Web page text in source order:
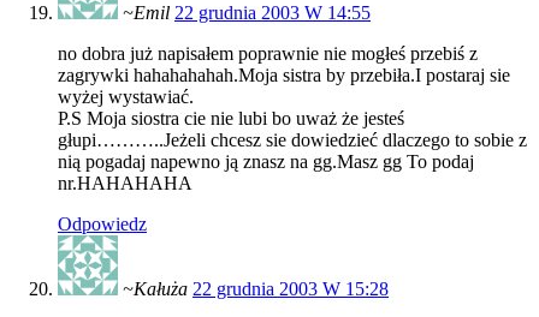
~Emil 22 grudnia 2003 W 14:55
no dobra już napisałem poprawnie nie mogłeś przebiś z
zagrywki hahahahahah.Moja sistra by przebiła.I postaraj sie
wyżej wystawiać.
P.S Moja siostra cie nie lubi bo uważ że jesteś
głupi………..Jeżeli chcesz sie dowiedzieć dlaczego to sobie z
nią pogadaj napewno ją znasz na gg.Masz gg To podaj
nr.HAHAHAHA
Odpowiedz
~Kałuża 22 grudnia 2003 W 15:28